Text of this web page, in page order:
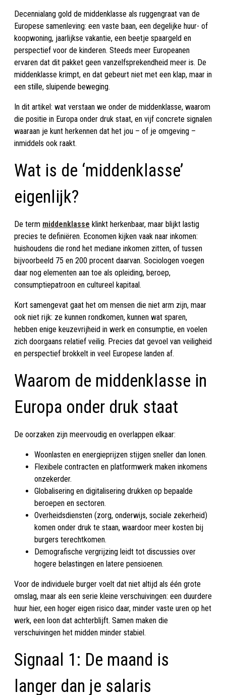
Decennialang gold de middenklasse als ruggengraat van de
Europese samenleving: een vaste baan, een degelijke huur- of
koopwoning, jaarlijkse vakantie, een beetje spaargeld en
perspectief voor de kinderen. Steeds meer Europeanen
ervaren dat dit pakket geen vanzelfsprekendheid meer is. De
middenklasse krimpt, en dat gebeurt niet met een klap, maar in
een stille, sluipende beweging.
In dit artikel: wat verstaan we onder de middenklasse, waarom
die positie in Europa onder druk staat, en vijf concrete signalen
waaraan je kunt herkennen dat het jou – of je omgeving –
inmiddels ook raakt.
Wat is de ‘middenklasse’
eigenlijk?
De term middenklasse klinkt herkenbaar, maar blijkt lastig
precies te definiëren. Economen kijken vaak naar inkomen:
huishoudens die rond het mediane inkomen zitten, of tussen
bijvoorbeeld 75 en 200 procent daarvan. Sociologen voegen
daar nog elementen aan toe als opleiding, beroep,
consumptiepatroon en cultureel kapitaal.
Kort samengevat gaat het om mensen die niet arm zijn, maar
ook niet rijk: ze kunnen rondkomen, kunnen wat sparen,
hebben enige keuzevrijheid in werk en consumptie, en voelen
zich doorgaans relatief veilig. Precies dat gevoel van veiligheid
en perspectief brokkelt in veel Europese landen af.
Waarom de middenklasse in
Europa onder druk staat
De oorzaken zijn meervoudig en overlappen elkaar:
Woonlasten en energieprijzen stijgen sneller dan lonen.
Flexibele contracten en platformwerk maken inkomens
onzekerder.
Globalisering en digitalisering drukken op bepaalde
beroepen en sectoren.
Overheidsdiensten (zorg, onderwijs, sociale zekerheid)
komen onder druk te staan, waardoor meer kosten bij
burgers terechtkomen.
Demografische vergrijzing leidt tot discussies over
hogere belastingen en latere pensioenen.
Voor de individuele burger voelt dat niet altijd als één grote
omslag, maar als een serie kleine verschuivingen: een duurdere
huur hier, een hoger eigen risico daar, minder vaste uren op het
werk, een loon dat achterblijft. Samen maken die
verschuivingen het midden minder stabiel.
Signaal 1: De maand is
langer dan je salaris